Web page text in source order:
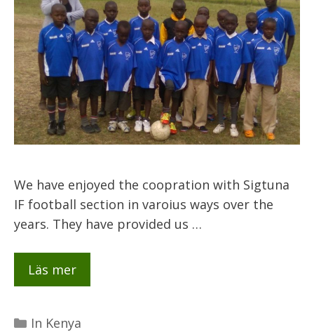
We have enjoyed the coopration with Sigtuna
IF football section in varoius ways over the
years. They have provided us …
Läs mer
Kategorier
In Kenya